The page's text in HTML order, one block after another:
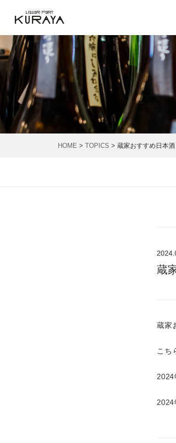
HOME > TOPICS > 蔵家おすすめ日本
蔵
蔵家
こち
2024
2024